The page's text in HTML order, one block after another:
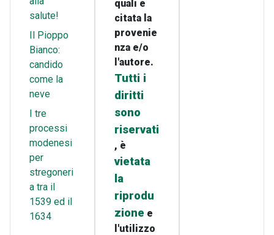
salute!
Il Pioppo
Bianco:
candido
come la
neve
I tre
processi
modenesi
per
stregoneri
a tra il
1539 ed il
1634
quali è
citata la
provenie
nza e/o
l'autore.
Tutti i
diritti
sono
riservati
, è
vietata
la
riprodu
zione e
l'utilizzo